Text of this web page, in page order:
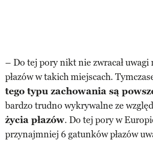
– Do tej pory nikt nie zwracał uwagi
płazów w takich miejscach.
tego typu zachowania są
bardzo trudno wykrywalne ze
życia płazów. Do tej pory w
przynajmniej 6 gatunków płazów